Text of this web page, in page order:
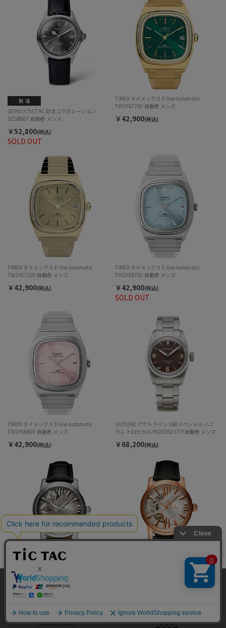
SOLD OUT
SEIKO×TiCTAC 記念コラボレーション
SZSB007 自動巻 メンズ
￥52,800(税込)
TIMEX タイメックス E-line Automatic
TW2Y67700 自動巻 メンズ
￥42,900(税込)
TIMEX タイメックス E-line Automatic
TW2Y07200 自動巻 メンズ
￥42,900(税込)
SOLD OUT
TIMEX タイメックス E-line Automatic
TW2Y66700 自動巻 メンズ
￥42,900(税込)
TIMEX タイメックス E-line Automatic
TW2Y66800 自動巻 メンズ
￥42,900(税込)
OUTLINE アウトライン 369スペシャル ハニ
カム トロピカル YK20262-1TP 自動巻 メンズ
￥68,200(税込)
Orobianco ORAKLASSICA オラクラシカ
OR005-5 自動巻 メンズ
￥55,000(税込)
Orobianco ORAKLASSICA オラクラシカ
当サイトではサイトの利便性向上のため、クッキ
ー(cookie)を利用しています。サイトのクッキー
ー」をお読みください。